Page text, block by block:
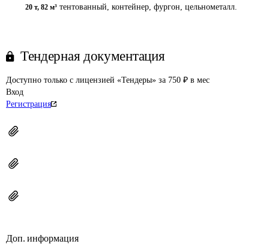
20 т, 82 м³ тентованный, контейнер, фургон, цельнометалл.
Тендерная документация
Доступно только с лицензией «Тендеры» за 750 ₽ в мес
Вход
Регистрация
Доп. информация